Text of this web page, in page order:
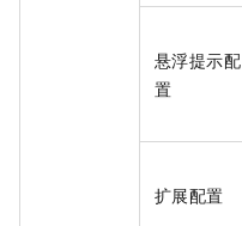
悬浮提示配
置
扩展配置